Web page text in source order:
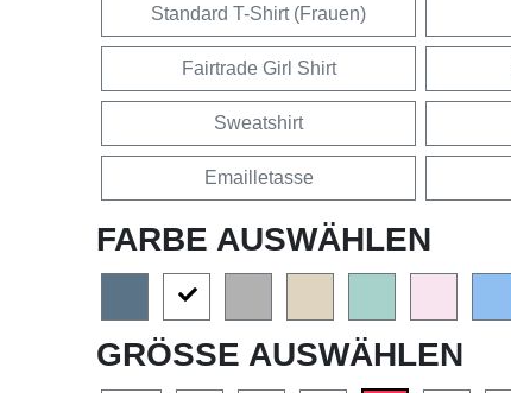
Standard T-Shirt (Frauen)
Fairtrade Girl Shirt
Sweatshirt
Emailletasse
FARBE AUSWÄHLEN
GRÖSSE AUSWÄHLEN